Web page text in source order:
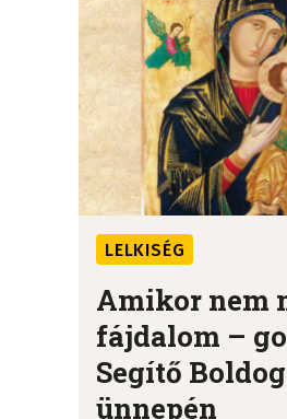
LELKISÉG
Amikor nem
fájdalom –
Segítő
ünnepén